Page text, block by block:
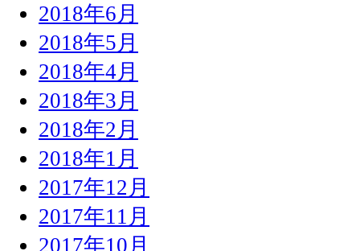
2018年6月
2018年5月
2018年4月
2018年3月
2018年2月
2018年1月
2017年12月
2017年11月
2017年10月